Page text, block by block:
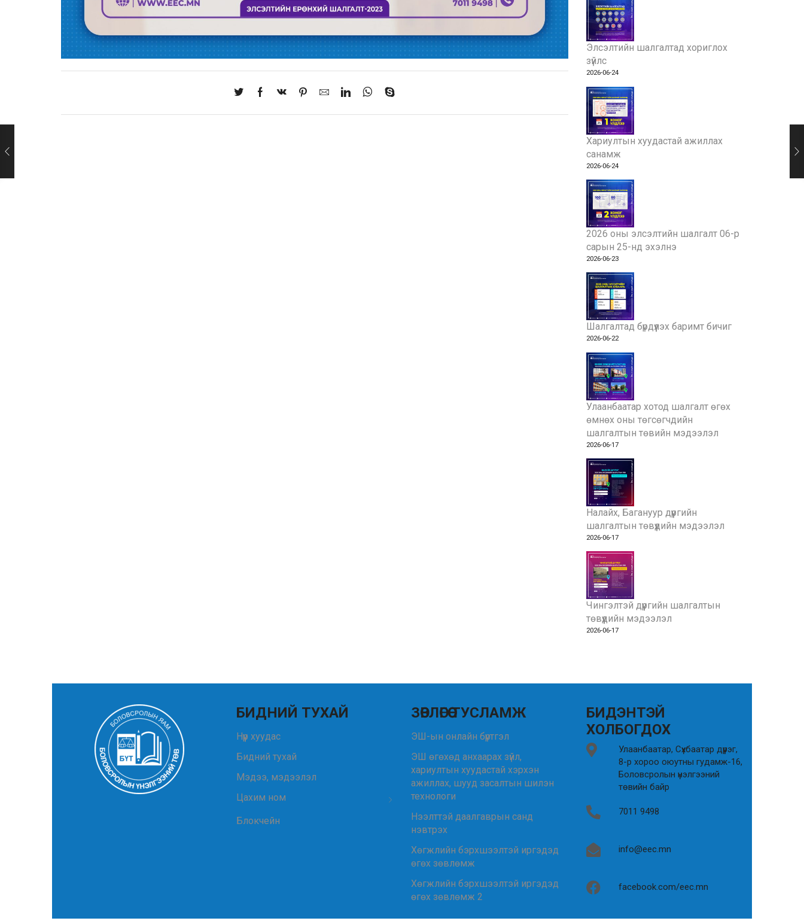
Элсэлтийн шалгалтад хориглох
зүйлс
2026-06-24
Хариултын хуудастай ажиллах
санамж
2026-06-24
2026 оны элсэлтийн шалгалт 06-р
сарын 25-нд эхэлнэ
2026-06-23
Шалгалтад бүрдүүлэх баримт бичиг
2026-06-22
Улаанбаатар хотод шалгалт өгөх
өмнөх оны төгсөгчдийн
шалгалтын төвийн мэдээлэл
2026-06-17
Налайх, Багануур дүүргийн
шалгалтын төвүүдийн мэдээлэл
2026-06-17
Чингэлтэй дүүргийн шалгалтын
төвүүдийн мэдээлэл
2026-06-17
БИДНИЙ ТУХАЙ
Нүүр хуудас
Бидний тухай
Мэдээ, мэдээлэл
Цахим ном
Блокчейн
ЗӨВЛӨГӨӨ ТУСЛАМЖ
ЭШ-ын онлайн бүртгэл
ЭШ өгөхөд анхаарах зүйл,
хариултын хуудастай хэрхэн
ажиллах, шууд засалтын шилэн
технологи
Нээлттэй даалгаврын санд
нэвтрэх
Хөгжлийн бэрхшээлтэй иргэдэд
өгөх зөвлөмж
Хөгжлийн бэрхшээлтэй иргэдэд
өгөх зөвлөмж 2
БИДЭНТЭЙ
ХОЛБОГДОХ
Улаанбаатар, Сүхбаатар дүүрэг,
8-р хороо оюутны гудамж-16,
Боловсролын үнэлгээний
төвийн байр
7011 9498
info@eec.mn
facebook.com/eec.mn